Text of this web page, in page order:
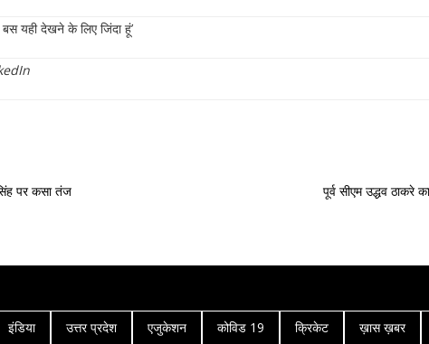
यही देखने के लिए जिंदा हूं’
पर कसा तंज पूर्व सीएम उद्धव ठाकरे
इंडिया उत्तर प्रदेश एजुकेशन कोविड 19 क्रिकेट ख़ास ख़बर